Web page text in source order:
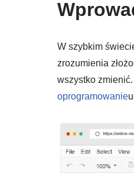
W szybkim
zrozumienia
wszystko
oprogramowanie